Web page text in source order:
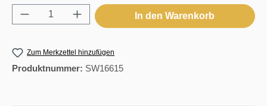
Produkt Anzahl: Gib den gewünschten
In den Warenkorb
Zum Merkzettel hinzufügen
Produktnummer: SW16615